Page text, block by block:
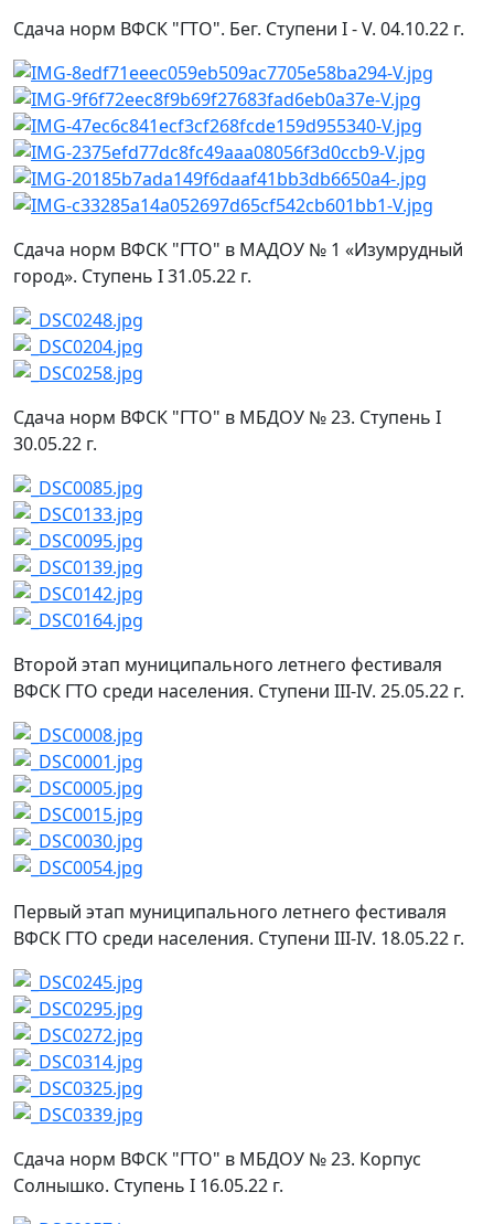
Сдача норм ВФСК "ГТО". Бег. Ступени I - V. 04.10.22 г.
Сдача норм ВФСК "ГТО" в МАДОУ № 1 «Изумрудный
город». Ступень I 31.05.22 г.
Сдача норм ВФСК "ГТО" в МБДОУ № 23. Ступень I
30.05.22 г.
Второй этап муниципального летнего фестиваля
ВФСК ГТО среди населения. Ступени III-IV. 25.05.22 г.
Первый этап муниципального летнего фестиваля
ВФСК ГТО среди населения. Ступени III-IV. 18.05.22 г.
Сдача норм ВФСК "ГТО" в МБДОУ № 23. Корпус
Солнышко. Ступень I 16.05.22 г.